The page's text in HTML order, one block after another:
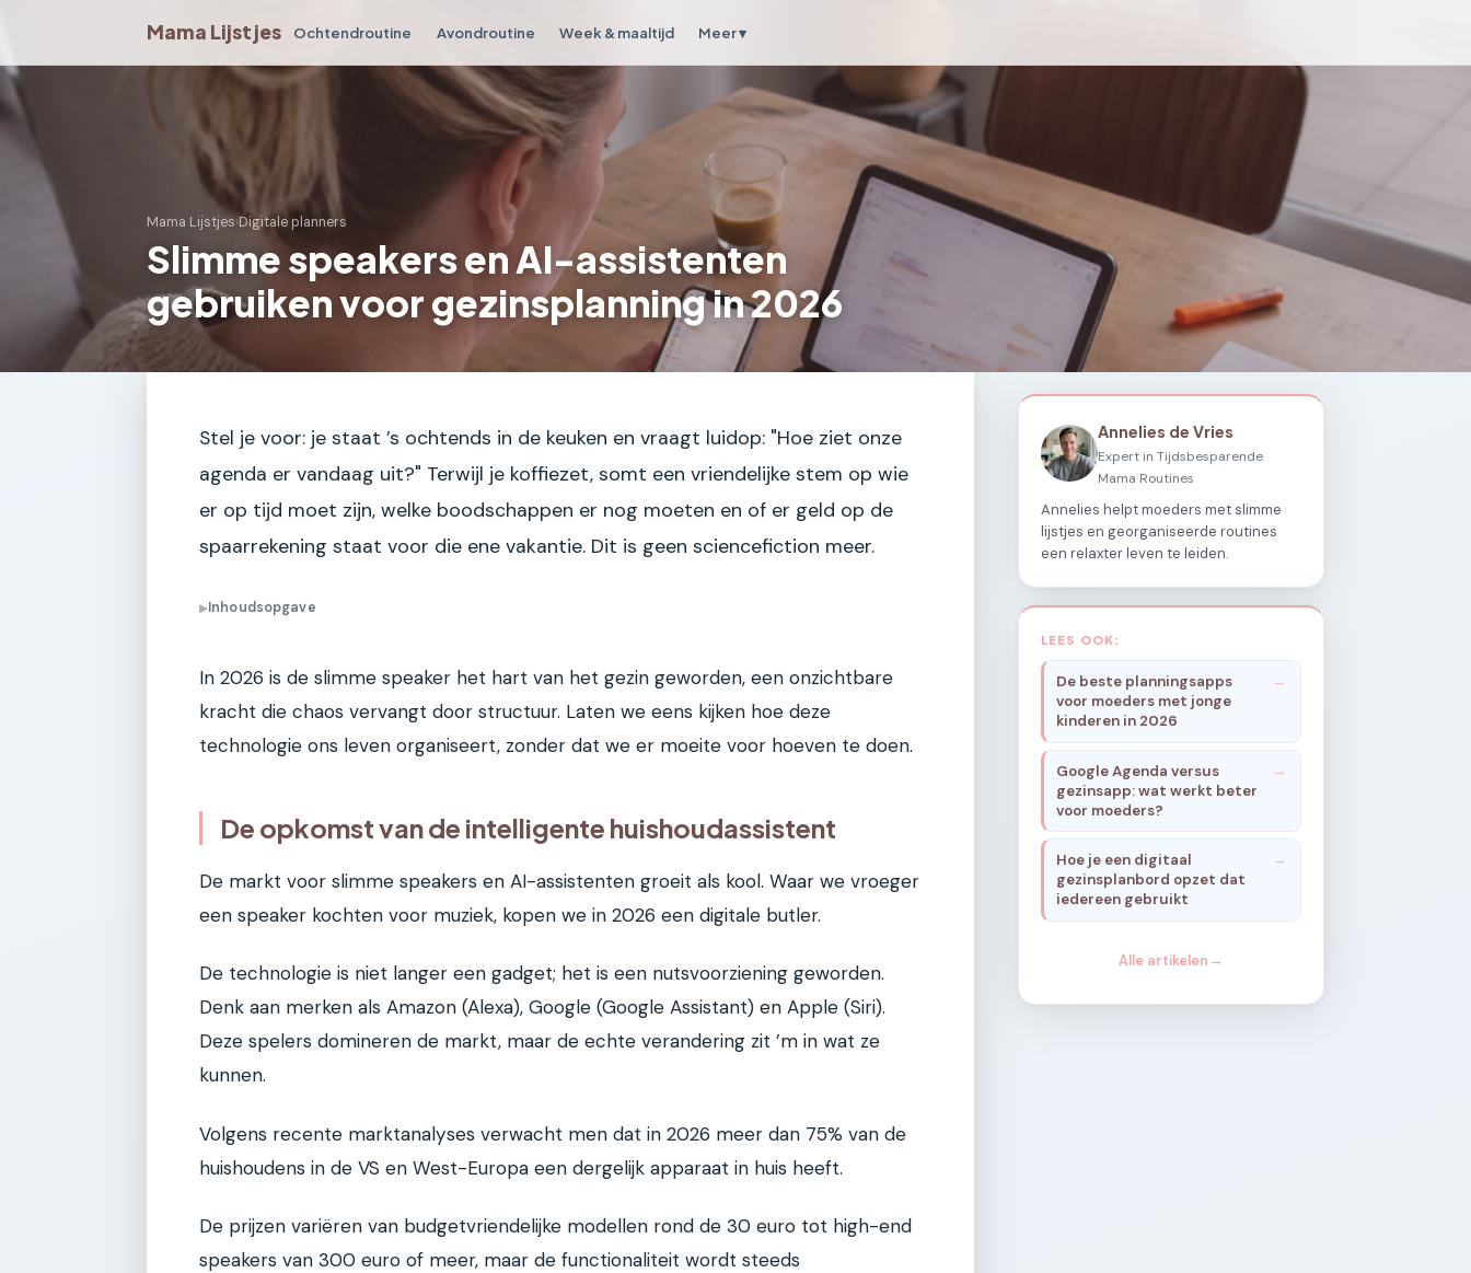
Mama Lijstjes Ochtendroutine Avondroutine Week & maaltijd Meer ▾
Mama Lijstjes›Digitale planners
Slimme speakers en AI-assistenten
gebruiken voor gezinsplanning in 2026
Stel je voor: je staat ’s ochtends in de keuken en vraagt luidop: "Hoe ziet onze
agenda er vandaag uit?" Terwijl je koffiezet, somt een vriendelijke stem op wie
er op tijd moet zijn, welke boodschappen er nog moeten en of er geld op de
spaarrekening staat voor die ene vakantie. Dit is geen sciencefiction meer.
▶Inhoudsopgave
In 2026 is de slimme speaker het hart van het gezin geworden, een onzichtbare
kracht die chaos vervangt door structuur. Laten we eens kijken hoe deze
technologie ons leven organiseert, zonder dat we er moeite voor hoeven te doen.
De opkomst van de intelligente huishoudassistent
De markt voor slimme speakers en AI-assistenten groeit als kool. Waar we vroeger
een speaker kochten voor muziek, kopen we in 2026 een digitale butler.
De technologie is niet langer een gadget; het is een nutsvoorziening geworden.
Denk aan merken als Amazon (Alexa), Google (Google Assistant) en Apple (Siri).
Deze spelers domineren de markt, maar de echte verandering zit ’m in wat ze
kunnen.
Volgens recente marktanalyses verwacht men dat in 2026 meer dan 75% van de
huishoudens in de VS en West-Europa een dergelijk apparaat in huis heeft.
De prijzen variëren van budgetvriendelijke modellen rond de 30 euro tot high-end
speakers van 300 euro of meer, maar de functionaliteit wordt steeds
Annelies de Vries
Expert in Tijdsbesparende
Mama Routines
Annelies helpt moeders met slimme
lijstjes en georganiseerde routines
een relaxter leven te leiden.
LEES OOK:
De beste planningsapps
voor moeders met jonge
kinderen in 2026
Google Agenda versus
gezinsapp: wat werkt beter
voor moeders?
Hoe je een digitaal
gezinsplanbord opzet dat
iedereen gebruikt
Alle artikelen